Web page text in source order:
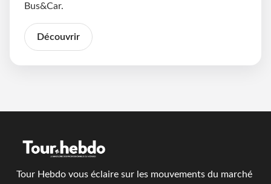
Bus&Car.
Découvrir
Tour Hebdo vous éclaire sur les mouvements du marché